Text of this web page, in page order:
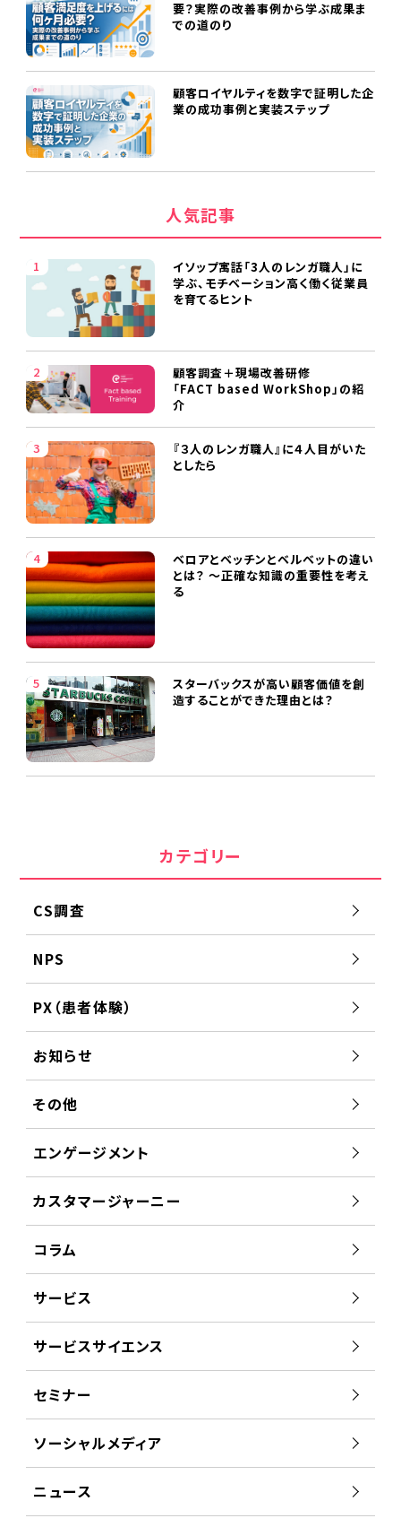
要？実際の改善事例から学ぶ成果ま
での道のり
顧客ロイヤルティを数字で証明した企
業の成功事例と実装ステップ
人気記事
イソップ寓話「3人のレンガ職人」に
学ぶ、モチベーション高く働く従業員
を育てるヒント
顧客調査＋現場改善研修
「FACT based WorkShop」の紹
介
『３人のレンガ職人』に４人目がいた
としたら
ベロアとベッチンとベルベットの違い
とは？ ～正確な知識の重要性を考え
る
スターバックスが高い顧客価値を創
造することができた理由とは？
カテゴリー
CS調査
NPS
PX（患者体験）
お知らせ
その他
エンゲージメント
カスタマージャーニー
コラム
サービス
サービスサイエンス
セミナー
ソーシャルメディア
ニュース